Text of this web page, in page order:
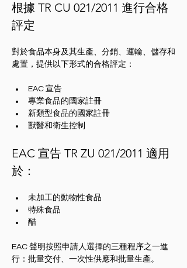
根據 TR CU 021/2011 進行合格
評定
對於食品本身及其生產、分銷、運輸、儲存和
處置，提供以下形式的合格評定：
EAC 宣告
專業食品的國家註冊
新類型食品的國家註冊
獸醫和衛生控制
EAC 宣告 TR ZU 021/2011 適用
於：
未加工的動物性食品
特殊食品
醋
EAC 聲明按照申請人選擇的三種程序之一進
行：批量交付、一次性供應和批量生產。